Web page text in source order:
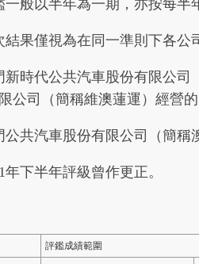
一般以半年為一期，亦按每半
結果僅視為在同一準則下各公
新時代公共汽車股份有限公
公司（簡稱維澳蓮運）經營的
公共汽車股份有限公司（簡稱
年下半年評級曾作更正。
評鑑成績範圍